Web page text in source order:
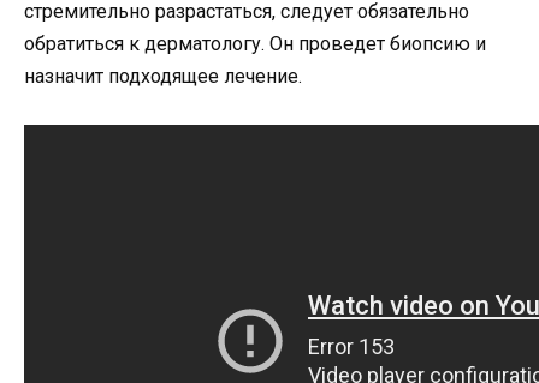
стремительно разрастаться, следует обязательно
обратиться к дерматологу. Он проведет биопсию и
назначит подходящее лечение.